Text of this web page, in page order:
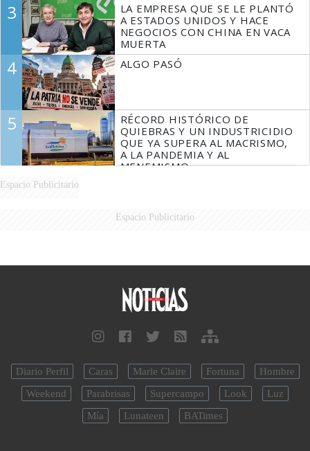
3
LA EMPRESA QUE SE LE PLANTÓ
A ESTADOS UNIDOS Y HACE
NEGOCIOS CON CHINA EN VACA
MUERTA
4 ALGO PASÓ
5
RÉCORD HISTÓRICO DE
QUIEBRAS Y UN INDUSTRICIDIO
QUE YA SUPERA AL MACRISMO,
A LA PANDEMIA Y AL
MENEMISMO
Espacio Publicitario
Espacio Publicitario
Diario Perfil Caras Marie Claire Fortuna
Hombre
Weekend
Parabrisas Supercampo Look
Luz
Mía
Lunateen BATimes